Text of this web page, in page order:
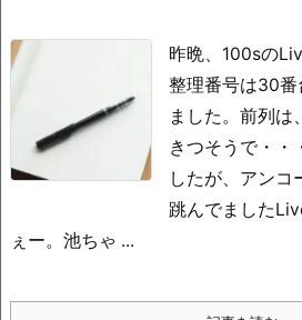
昨晩、100sの
整理番号は30番
ました。前列は
きつそうで・・
したが、アンコ
跳んでました
ぇー。池ちゃ ...